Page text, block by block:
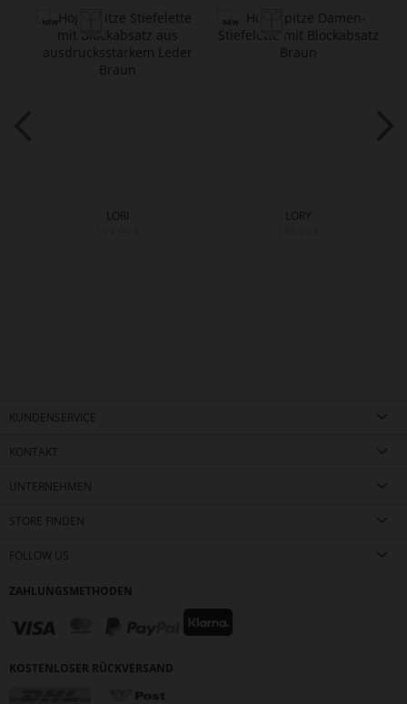
LORI
LORY
KUNDENSERVICE
KONTAKT
UNTERNEHMEN
STORE FINDEN
FOLLOW US
ZAHLUNGSMETHODEN
KOSTENLOSER RÜCKVERSAND